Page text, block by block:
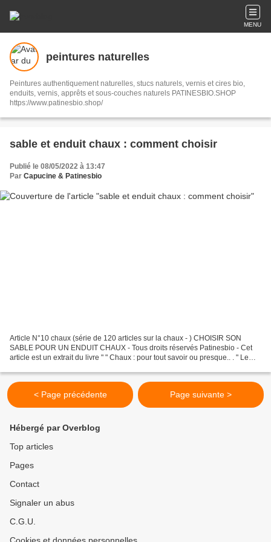
MENU
peintures naturelles
Peintures authentiquement naturelles, stucs naturels, vernis et cires bio,
enduits, vernis, apprêts et sous-couches naturels PATINESBIO.SHOP
https://www.patinesbio.shop/
sable et enduit chaux : comment choisir
Publié le 08/05/2022 à 13:47
Par Capucine & Patinesbio
Article N°10 chaux (série de 120 articles sur la chaux - ) CHOISIR SON
SABLE POUR UN ENDUIT CHAUX - Tous droits réservés Patinesbio - Cet
article est un extrait du livre " " Chaux : pour tout savoir ou presque.. . " Le
< Page précédente Page suivante >
Hébergé par Overblog
Top articles
Pages
Contact
Signaler un abus
C.G.U.